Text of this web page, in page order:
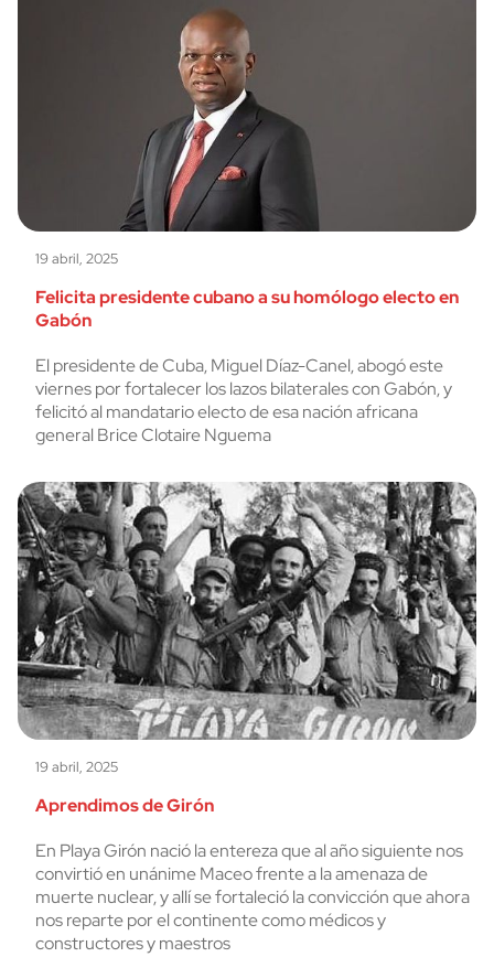
19 abril, 2025
Felicita presidente cubano a su homólogo electo en
Gabón
El presidente de Cuba, Miguel Díaz-Canel, abogó este
viernes por fortalecer los lazos bilaterales con Gabón, y
felicitó al mandatario electo de esa nación africana
general Brice Clotaire Nguema
19 abril, 2025
Aprendimos de Girón
En Playa Girón nació la entereza que al año siguiente nos
convirtió en unánime Maceo frente a la amenaza de
muerte nuclear, y allí se fortaleció la convicción que ahora
nos reparte por el continente como médicos y
constructores y maestros